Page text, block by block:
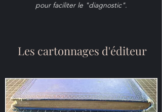
Les cartonnages d'éditeur
pour faciliter le "diagnostic".